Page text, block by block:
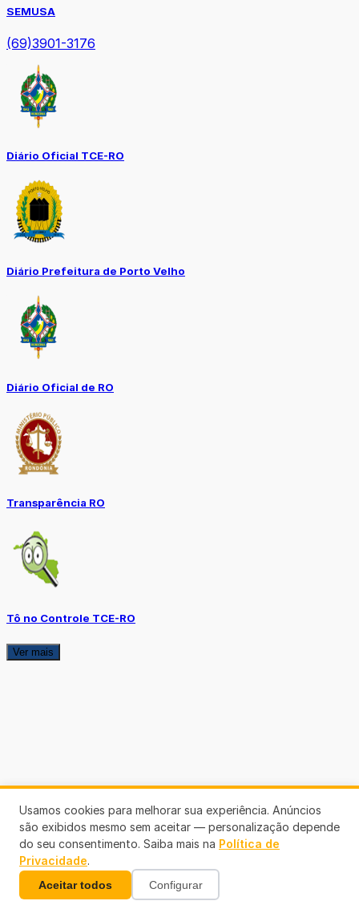
SEMUSA
(69)3901-3176
Diário Oficial TCE-RO
Diário Prefeitura de Porto Velho
Diário Oficial de RO
Transparência RO
Tô no Controle TCE-RO
Ver mais
Usamos cookies para melhorar sua experiência. Anúncios
são exibidos mesmo sem aceitar — personalização depende
do seu consentimento. Saiba mais na Política de
Privacidade.
Aceitar todos Configurar